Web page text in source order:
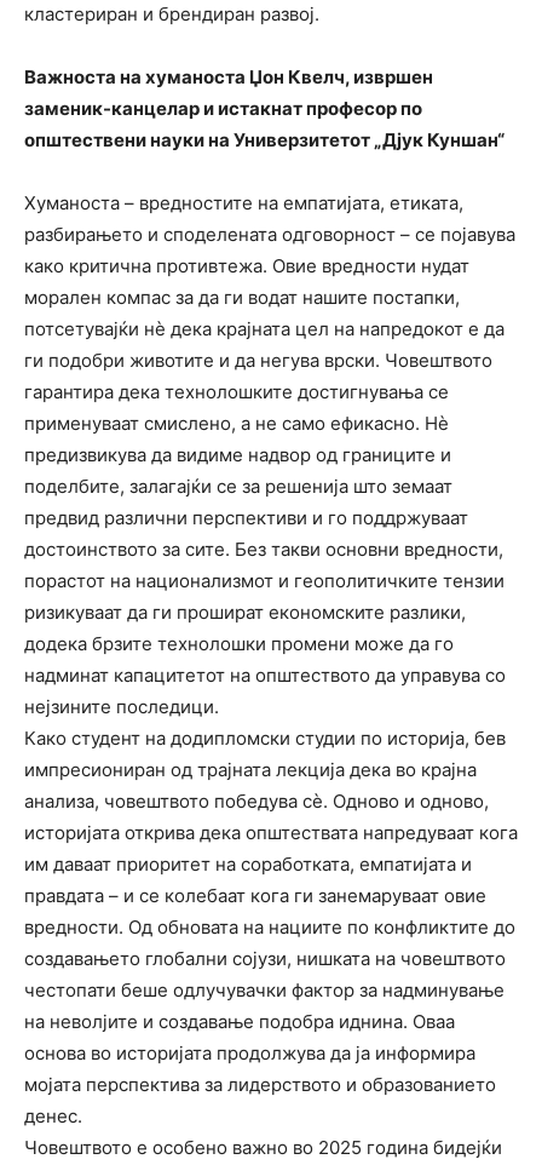
кластериран и брендиран развој.
Важноста на хуманоста Џон Квелч, извршен
заменик-канцелар и истакнат професор по
општествени науки на Универзитетот „Дјук Куншан“
Хуманоста – вредностите на емпатијата, етиката,
разбирањето и споделената одговорност – се појавува
како критична противтежа. Овие вредности нудат
морален компас за да ги водат нашите постапки,
потсетувајќи нè дека крајната цел на напредокот е да
ги подобри животите и да негува врски. Човештвото
гарантира дека технолошките достигнувања се
применуваат смислено, а не само ефикасно. Нè
предизвикува да видиме надвор од границите и
поделбите, залагајќи се за решенија што земаат
предвид различни перспективи и го поддржуваат
достоинството за сите. Без такви основни вредности,
порастот на национализмот и геополитичките тензии
ризикуваат да ги прошират економските разлики,
додека брзите технолошки промени може да го
надминат капацитетот на општеството да управува со
нејзините последици.
Како студент на додипломски студии по историја, бев
импресиониран од трајната лекција дека во крајна
анализа, човештвото победува сѐ. Одново и одново,
историјата открива дека општествата напредуваат кога
им даваат приоритет на соработката, емпатијата и
правдата – и се колебаат кога ги занемаруваат овие
вредности. Од обновата на нациите по конфликтите до
создавањето глобални сојузи, нишката на човештвото
честопати беше одлучувачки фактор за надминување
на неволјите и создавање подобра иднина. Оваа
основа во историјата продолжува да ја информира
мојата перспектива за лидерството и образованието
денес.
Човештвото е особено важно во 2025 година бидејќи